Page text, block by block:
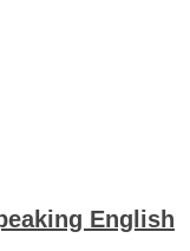
English